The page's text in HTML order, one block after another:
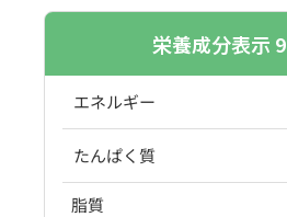
栄養成分表示 9
エネルギー
たんぱく質
脂質